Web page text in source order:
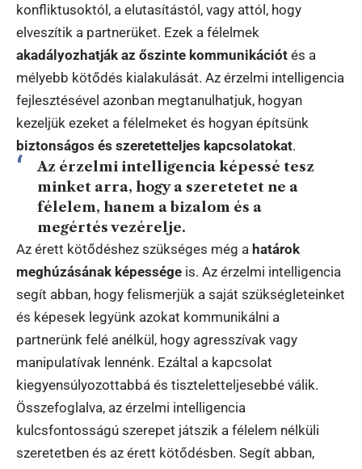
konfliktusoktól, a elutasítástól, vagy attól, hogy
elveszítik a partnerüket. Ezek a félelmek
akadályozhatják az őszinte kommunikációt és a
mélyebb kötődés kialakulását. Az érzelmi intelligencia
fejlesztésével azonban megtanulhatjuk, hogyan
kezeljük ezeket a félelmeket és hogyan építsünk
biztonságos és szeretetteljes kapcsolatokat.
Az érzelmi intelligencia képessé tesz
minket arra, hogy a szeretetet ne a
félelem, hanem a bizalom és a
megértés vezérelje.
Az érett kötődéshez szükséges még a határok
meghúzásának képessége is. Az érzelmi intelligencia
segít abban, hogy felismerjük a saját szükségleteinket
és képesek legyünk azokat kommunikálni a
partnerünk felé anélkül, hogy agresszívak vagy
manipulatívak lennénk. Ezáltal a kapcsolat
kiegyensúlyozottabbá és tiszteletteljesebbé válik.
Összefoglalva, az érzelmi intelligencia
kulcsfontosságú szerepet játszik a félelem nélküli
szeretetben és az érett kötődésben. Segít abban,